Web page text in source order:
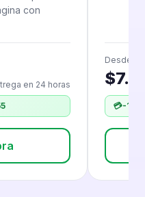
con
en 24 horas
Desde
💳-